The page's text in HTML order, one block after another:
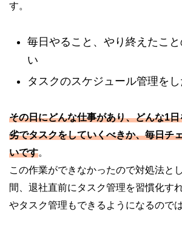
す。
毎日やること、やり終えたこ
い
タスクのスケジュール管理を
その日にどんな仕事があり、どんな1
劣でタスクをしていくべきか、毎日チ
いです。
この作業ができなかったので対処法と
間、退社直前にタスク管理を習慣化す
やタスク管理もできるようになるので